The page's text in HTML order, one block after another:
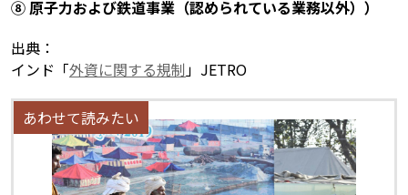
⑧ 原子力および鉄道事業（認められている業務以外））
出典：
インド「外資に関する規制」JETRO